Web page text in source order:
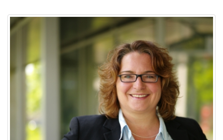
Als Coach registrieren